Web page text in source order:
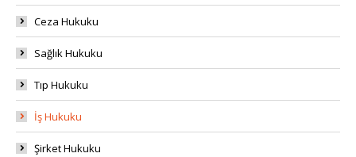
Ceza Hukuku
Sağlık Hukuku
Tıp Hukuku
İş Hukuku
Şirket Hukuku